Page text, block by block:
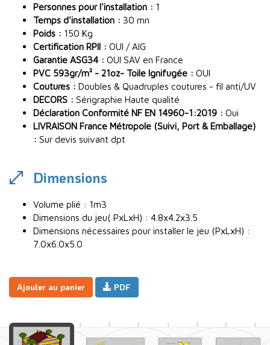
Personnes pour l'installation : 1
Temps d'installation : 30 mn
Poids : 150 Kg
Certification RPII : OUI / AIG
Garantie ASG34 : OUI SAV en France
PVC 593gr/m² - 21oz- Toile Ignifugée : OUI
Coutures : Doubles & Quadruples coutures - fil anti/UV
DECORS : Sérigraphie Haute qualité
Déclaration Conformité NF EN 14960-1:2019 : Oui
LIVRAISON France Métropole (Suivi, Port & Emballage)
: Sur devis suivant dpt
Dimensions
Volume plié : 1m3
Dimensions du jeu( PxLxH) : 4.8x4.2x3.5
Dimensions nécessaires pour installer le jeu (PxLxH) :
7.0x6.0x5.0
Ajouter au panier PDF